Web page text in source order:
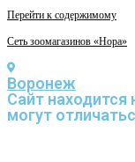
Перейти к содержимому
Сеть зоомагазинов «Нора»
Воронеж
Cайт
могут